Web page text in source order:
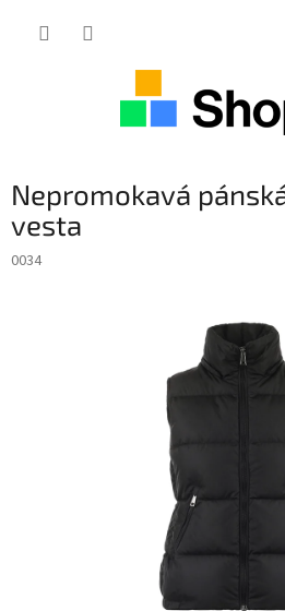
Nepromokavá
vesta
0034